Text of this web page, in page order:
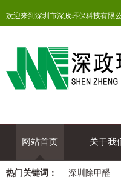
欢迎来到深圳市深政环保科技有限
网站首页 关于我
热门关键词： 深圳除甲醛